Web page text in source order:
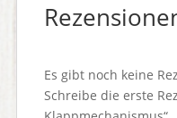
Es gibt noch keine
Schreibe die erste